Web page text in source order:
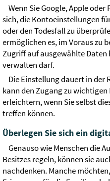
Wenn Sie Google, Apple
sich, die Kontoeinstellungen
oder den Todesfall zu
ermöglichen es, im Voraus zu
Zugriff auf ausgewählte Daten
verwalten darf.
Die Einstellung dauert in der
kann den Zugang zu
erleichtern, wenn Sie selbst
treffen können.
Überlegen Sie sich ein
Genauso wie Menschen die
Besitzes regeln, können sie
nachdenken. Manche